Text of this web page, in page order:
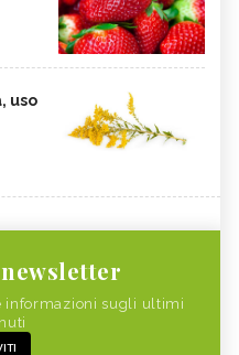
uso
informazioni sugli ultimi